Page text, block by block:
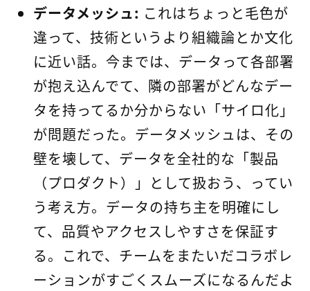
データメッシュ: これはちょっと毛色が
違って、技術というより組織論とか文化
に近い話。今までは、データって各部署
が抱え込んでて、隣の部署がどんなデー
タを持ってるか分からない「サイロ化」
が問題だった。データメッシュは、その
壁を壊して、データを全社的な「製品
（プロダクト）」として扱おう、ってい
う考え方。データの持ち主を明確にし
て、品質やアクセスしやすさを保証す
る。これで、チームをまたいだコラボレ
ーションがすごくスムーズになるんだよ